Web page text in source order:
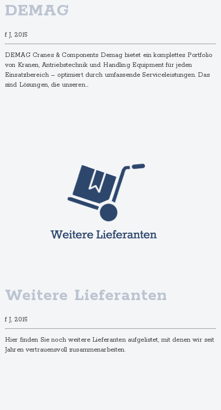
DEMAG
f J, 2015
DEMAG Cranes & Components Demag bietet ein komplettes Portfolio
von Kranen, Antriebstechnik und Handling Equipment für jeden
Einsatzbereich – optimiert durch umfassende Serviceleistungen. Das
sind Lösungen, die unseren…
Weitere Lieferanten
f J, 2015
Hier finden Sie noch weitere Lieferanten aufgelistet, mit denen wir seit
Jahren vertrauensvoll zusammenarbeiten.